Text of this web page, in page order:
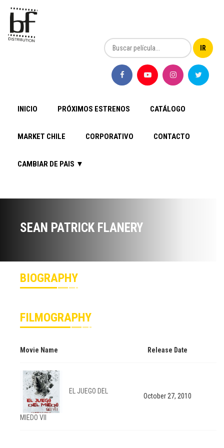
INICIO PRÓXIMOS ESTRENOS CATÁLOGO
MARKET CHILE CORPORATIVO CONTACTO
CAMBIAR DE PAIS ▼
SEAN PATRICK FLANERY
BIOGRAPHY
FILMOGRAPHY
Movie Name Release Date
EL JUEGO DEL
MIEDO VII
October 27, 2010